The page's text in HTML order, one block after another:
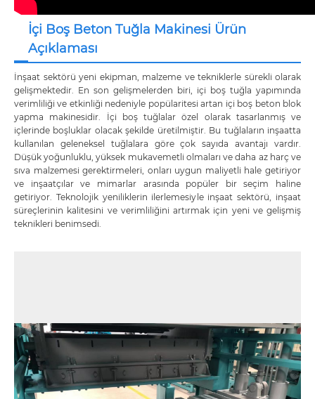
İçi Boş Beton Tuğla Makinesi Ürün
Açıklaması
İnşaat sektörü yeni ekipman, malzeme ve tekniklerle sürekli olarak
gelişmektedir. En son gelişmelerden biri, içi boş tuğla yapımında
verimliliği ve etkinliği nedeniyle popülaritesi artan içi boş beton blok
yapma makinesidir. İçi boş tuğlalar özel olarak tasarlanmış ve
içlerinde boşluklar olacak şekilde üretilmiştir. Bu tuğlaların inşaatta
kullanılan geleneksel tuğlalara göre çok sayıda avantajı vardır.
Düşük yoğunluklu, yüksek mukavemetli olmaları ve daha az harç ve
sıva malzemesi gerektirmeleri, onları uygun maliyetli hale getiriyor
ve inşaatçılar ve mimarlar arasında popüler bir seçim haline
getiriyor. Teknolojik yeniliklerin ilerlemesiyle inşaat sektörü, inşaat
süreçlerinin kalitesini ve verimliliğini artırmak için yeni ve gelişmiş
teknikleri benimsedi.